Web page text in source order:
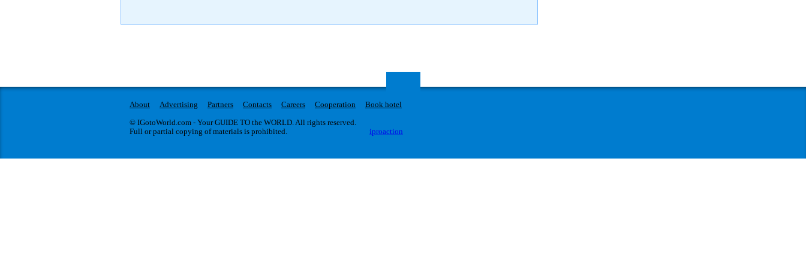
About Advertising Partners Contacts Careers Cooperation
Book hotel
© IGotoWorld.com - Your GUIDE TO the WORLD. All rights reserved.
Full or partial copying of materials is prohibited.
iproaction